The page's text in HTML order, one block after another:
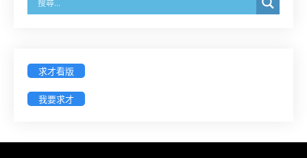
8/14前線上填寫表單登記)
之分公司及商業應參加「勞動權益講習」
臺灣新北地方法院115年第2次約聘辯護人公開甄選
求才看版
我要求才